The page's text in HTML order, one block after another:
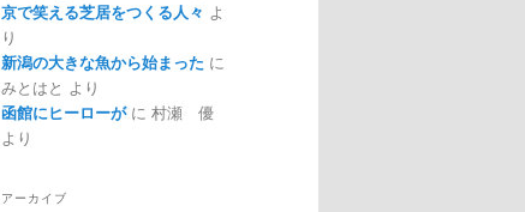
京で笑える芝居をつくる人々 よ
り
新潟の大きな魚から始まった に
みとはと より
函館にヒーローがに 村瀬 優
より
アーカイブ